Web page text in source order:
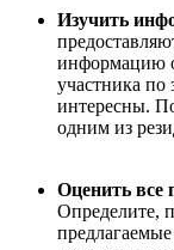
Изучить
информацию о
участника по
интересны.
одним из
Оценить все
Определите,